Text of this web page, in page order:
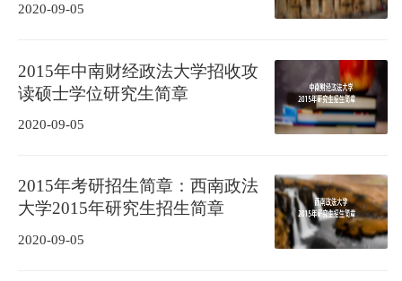
2020-09-05
2015年中南财经政法大学招收攻
读硕士学位研究生简章
2020-09-05
2015年考研招生简章：西南政法
大学2015年研究生招生简章
2020-09-05